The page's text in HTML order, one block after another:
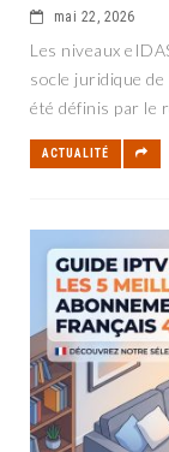
mai 22, 2026
Les niveaux
socle juridique
été définis par le
ACTUALITÉ